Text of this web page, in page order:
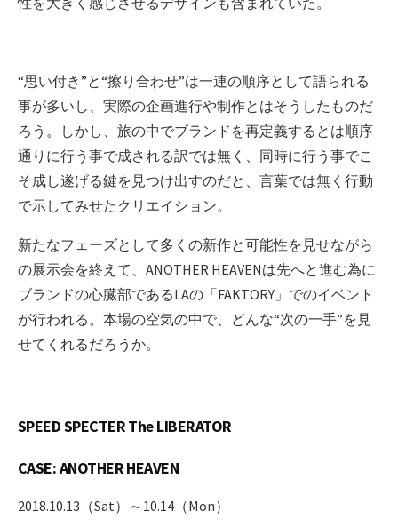
“思い付き”と“擦り合わせ”は一連の順序として語られる
事が多いし、実際の企画進行や制作とはそうしたものだ
ろう。しかし、旅の中でブランドを再定義するとは順序
通りに行う事で成される訳では無く、同時に行う事でこ
そ成し遂げる鍵を見つけ出すのだと、言葉では無く行動
で示してみせたクリエイション。
新たなフェーズとして多くの新作と可能性を見せながら
の展示会を終えて、ANOTHER HEAVENは先へと進む為に
ブランドの心臓部であるLAの「FAKTORY」でのイベント
が行われる。本場の空気の中で、どんな“次の一手”を見
せてくれるだろうか。
SPEED SPECTER The LIBERATOR
CASE: ANOTHER HEAVEN
2018.10.13（Sat）～10.14（Mon）